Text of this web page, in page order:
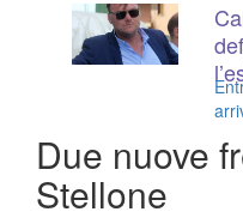
Due nuove
Stellone